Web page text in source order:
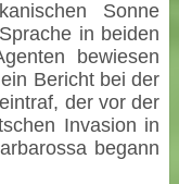
Sonne
in beiden
bewiesen
Bericht bei der
der vor der
Invasion in
begann